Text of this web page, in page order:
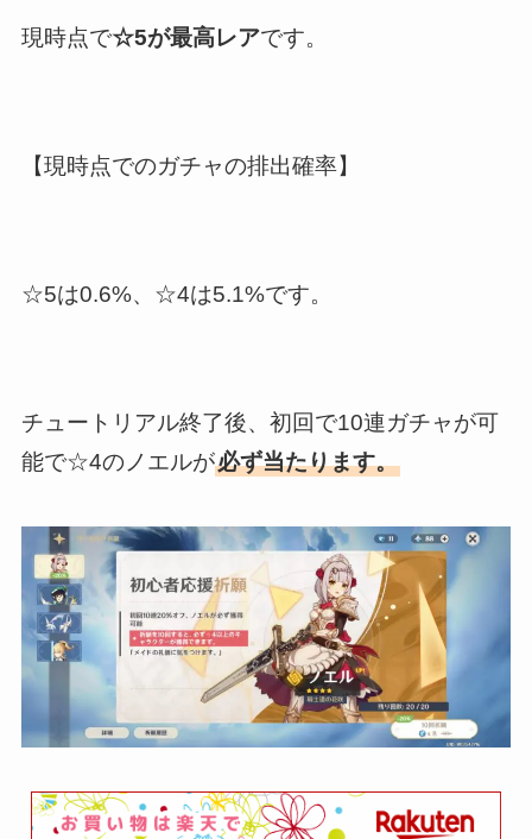
現時点で☆5が最高レアです。
【現時点でのガチャの排出確率】
☆5は0.6%、☆4は5.1%です。
チュートリアル終了後、初回で10連ガチャが可
能で☆4のノエルが必ず当たります。